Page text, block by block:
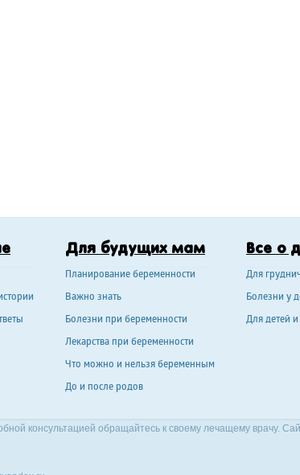
Для будущих мам
Планирование беременности
Важно знать
Болезни при беременности
Лекарства при беременности
Что можно и нельзя беременным
До и после родов
Все о
Для
Болезни у
Для детей
консультацией обращайтесь к своему лечащему врачу.